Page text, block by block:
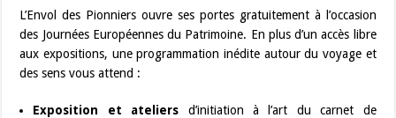
L’Envol des Pionniers ouvre ses portes gratuitement à l’occasion
des Journées Européennes du Patrimoine. En plus d’un accès libre
aux expositions, une programmation inédite autour du voyage et
des sens vous attend :
Exposition et ateliers d’initiation à l’art du carnet de